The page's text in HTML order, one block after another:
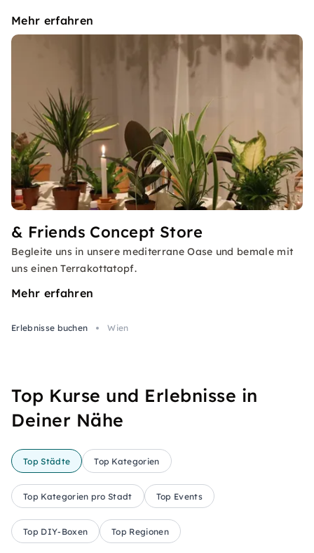
Mehr erfahren
& Friends Concept Store
Begleite uns in unsere mediterrane Oase und bemale mit
uns einen Terrakottatopf.
Mehr erfahren
Erlebnisse buchen Wien
Top Kurse und Erlebnisse in
Deiner Nähe
Top Städte Top Kategorien
Top Kategorien pro Stadt Top Events
Top DIY-Boxen Top Regionen